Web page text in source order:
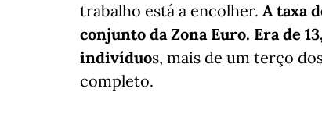
trabalho está a encolher. A taxa
conjunto da Zona Euro. Era de
indivíduos, mais de um terço
completo.